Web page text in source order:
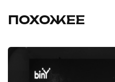
ПОХОЖЕЕ